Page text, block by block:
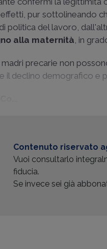
effetti, pur sottolineando
politica del lavoro,
alla maternità, in
madri precarie non
il declino demografico e
Contenuto riservato
Vuoi consultarlo
fiducia.
Se invece sei già